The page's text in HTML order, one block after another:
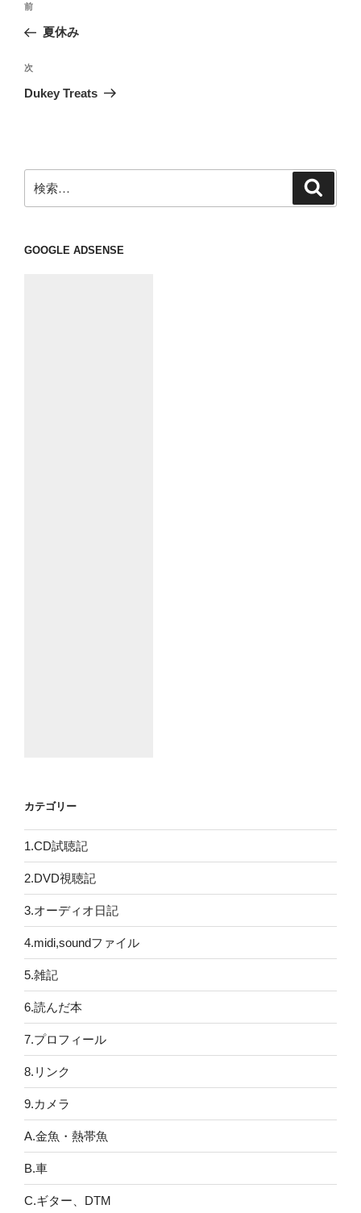
ナ
ビ
ゲ
ン
前
の
稿
前
夏休み
次
の
次
Dukey Treats
索:
GOOGLE ADSENSE
カテゴリー
1.CD試聴記
2.DVD視聴記
3.オーディオ日記
4.midi,soundファイル
5.雑記
6.読んだ本
7.プロフィール
8.リンク
9.カメラ
A.金魚・熱帯魚
B.車
C.ギター、DTM